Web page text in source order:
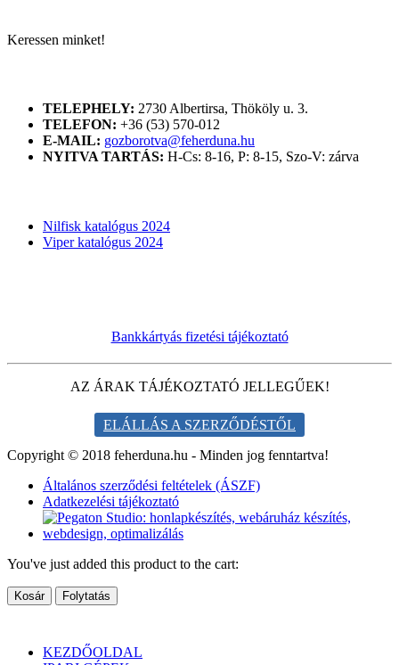
Keressen minket!
TELEPHELY: 2730 Albertirsa, Thököly u. 3.
TELEFON: +36 (53) 570-012
E-MAIL: gozborotva@feherduna.hu
NYITVA TARTÁS: H-Cs: 8-16, P: 8-15, Szo-V: zárva
Nilfisk katalógus 2024
Viper katalógus 2024
Bankkártyás fizetési tájékoztató
AZ ÁRAK TÁJÉKOZTATÓ JELLEGŰEK!
ELÁLLÁS A SZERZŐDÉSTŐL
Copyright © 2018 feherduna.hu - Minden jog fenntartva!
Általános szerződési feltételek (ÁSZF)
Adatkezelési tájékoztató
You've just added this product to the cart:
Kosár Folytatás
KEZDŐOLDAL